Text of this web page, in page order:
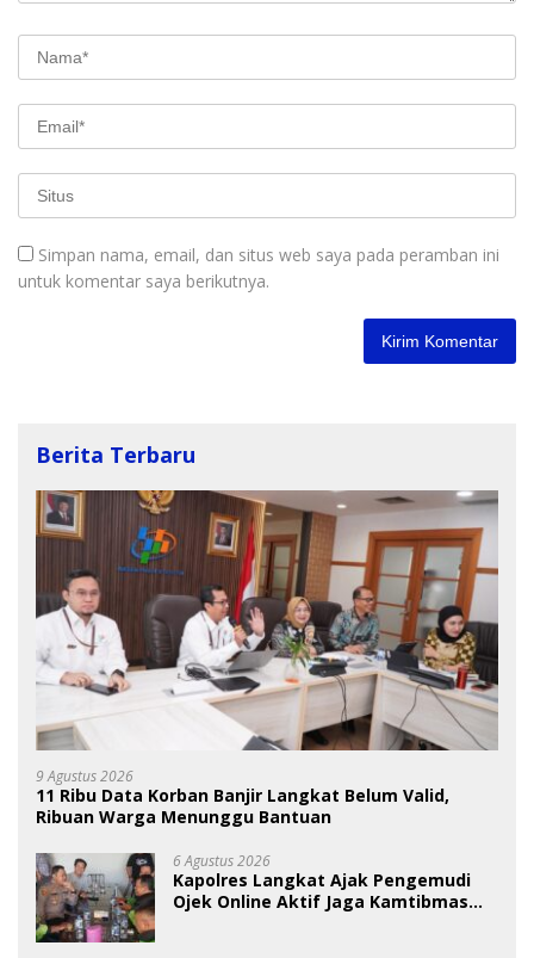
Simpan nama, email, dan situs web saya pada peramban ini
untuk komentar saya berikutnya.
Berita Terbaru
9 Agustus 2026
11 Ribu Data Korban Banjir Langkat Belum Valid,
Ribuan Warga Menunggu Bantuan
6 Agustus 2026
Kapolres Langkat Ajak Pengemudi
Ojek Online Aktif Jaga Kamtibmas